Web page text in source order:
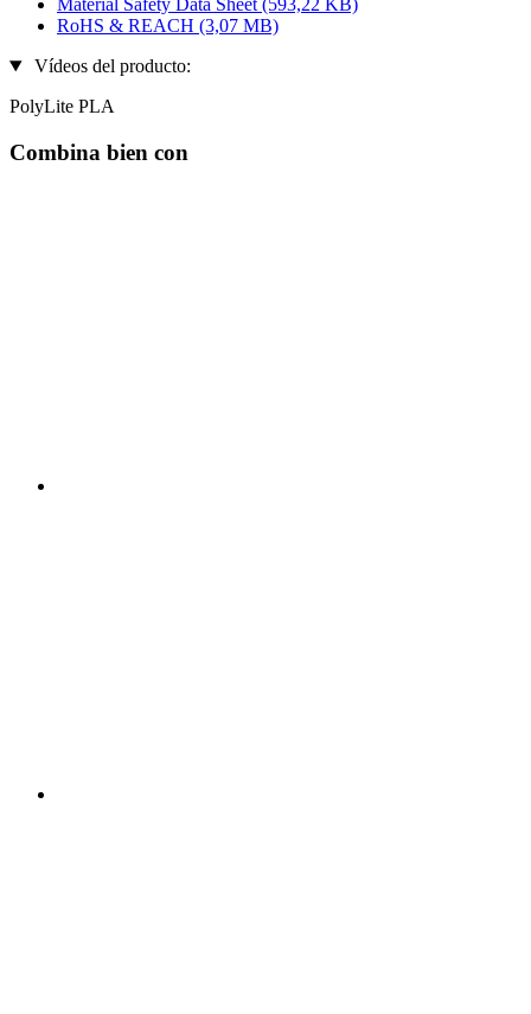
Material Safety Data Sheet (593,22 KB)
RoHS & REACH (3,07 MB)
Vídeos del producto:
PolyLite PLA
Combina bien con